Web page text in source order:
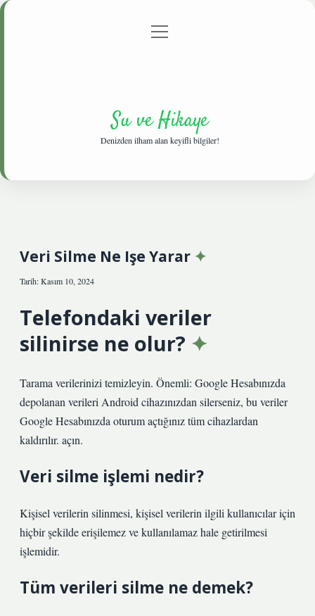
Gizlilik Politikası
menüyü
Su ve Hikaye
Denizden ilham alan keyifli bilgiler!
Veri Silme Ne Işe Yarar
Tarih: Kasım 10, 2024
Telefondaki veriler
silinirse ne olur?
Tarama verilerinizi temizleyin. Önemli: Google Hesabınızda
depolanan verileri Android cihazınızdan silerseniz, bu veriler
Google Hesabınızda oturum açtığınız tüm cihazlardan
kaldırılır. açın.
Veri silme işlemi nedir?
Kişisel verilerin silinmesi, kişisel verilerin ilgili kullanıcılar için
hiçbir şekilde erişilemez ve kullanılamaz hale getirilmesi
işlemidir.
Tüm verileri silme ne demek?